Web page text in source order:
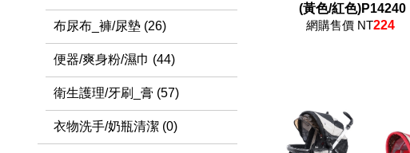
(黃色/紅色)P14240
網購售價 NT224
布尿布_褲/尿墊 (26)
便器/爽身粉/濕巾 (44)
衛生護理/牙刷_膏 (57)
衣物洗手/奶瓶清潔 (0)